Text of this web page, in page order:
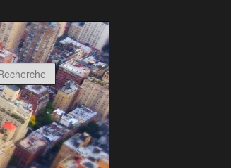
Recherche